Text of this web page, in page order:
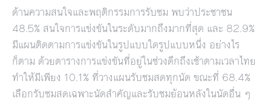
ด้านความสนใจและพฤติกรรมการรับชม พบว่าประชาชน
48.5% สนใจการแข่งขันในระดับมากถึงมากที่สุด และ 82.9%
มีแผนติดตามการแข่งขันในรูปแบบใดรูปแบบหนึ่ง อย่างไร
ก็ตาม ด้วยตารางการแข่งขันที่อยู่ในช่วงดึกถึงเช้าตามเวลาไทย
ทำให้มีเพียง 10.1% ที่วางแผนรับชมสดทุกนัด ขณะที่ 68.4%
เลือกรับชมสดเฉพาะนัดสำคัญและรับชมย้อนหลังในนัดอื่น ๆ